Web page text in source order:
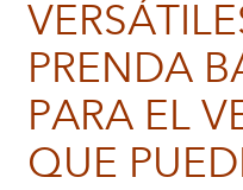
PRENDA
PARA EL
QUE